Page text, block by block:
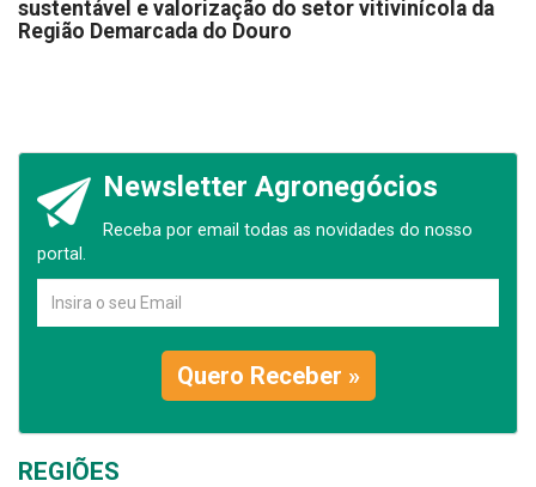
sustentável e valorização do setor vitivinícola da
Região Demarcada do Douro
Newsletter Agronegócios
Receba por email todas as novidades do nosso
portal.
Quero Receber »
REGIÕES